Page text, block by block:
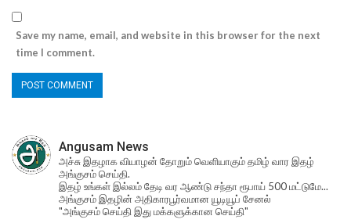
Save my name, email, and website in this browser for the next
time I comment.
Angusam News
அச்சு இதழாக வியாழன் தோறும் வெளியாகும் தமிழ் வார இதழ்
அங்குசம் செய்தி.
இதழ் உங்கள் இல்லம் தேடி வர ஆண்டு சந்தா ரூபாய் 500 மட்டுமே...
அங்குசம் இதழின் அதிகாரபூர்வமான யூடியூப் சேனல்
"அங்குசம் செய்தி இது மக்களுக்கான செய்தி"